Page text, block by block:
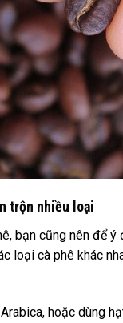
trộn nhiều loại
bạn cũng nên để
loại cà phê khác
hoặc dùng